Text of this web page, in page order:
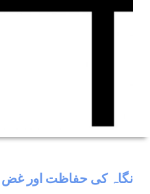
نگاہ كی حفاظت اور غض